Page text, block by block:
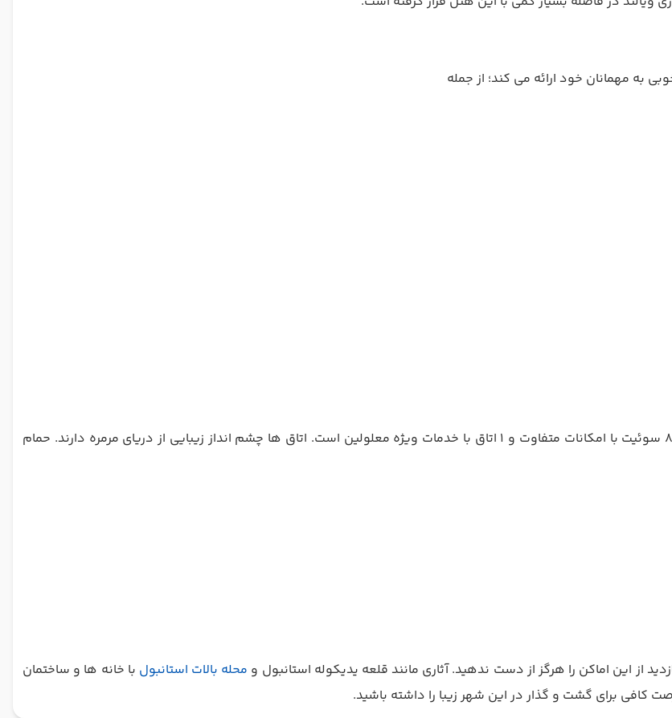
هتل 4 ستاره د سیتی استانبول 116 اتاق دارد که 107 اتاق آن استاندارد، 8 سوئیت با امکانات متفاوت و 1 اتاق با خدمات ویژه معلولین است. اتاق ها چشم انداز زیبایی از دریای مرمره دارند. حمام
از این اماکن را هرگز از دست ندهید. آثاری مانند قلعه یدیکوله استانبول و محله بالات استانبول با خانه ها و ساختمان
کافی برای گشت و گذار در این شهر زیبا را داشته باشید.